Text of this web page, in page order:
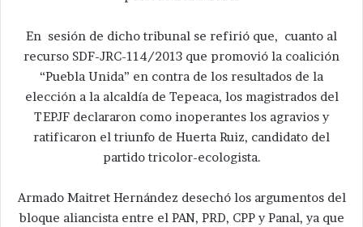
En sesión de dicho tribunal se refirió que, cuanto al
recurso SDF-JRC-114/2013 que promovió la coalición
“Puebla Unida” en contra de los resultados de la
elección a la alcaldía de Tepeaca, los magistrados del
TEPJF declararon como inoperantes los agravios y
ratificaron el triunfo de Huerta Ruiz, candidato del
partido tricolor-ecologista.
Armado Maitret Hernández desechó los argumentos del
bloque aliancista entre el PAN, PRD, CPP y Panal, ya que